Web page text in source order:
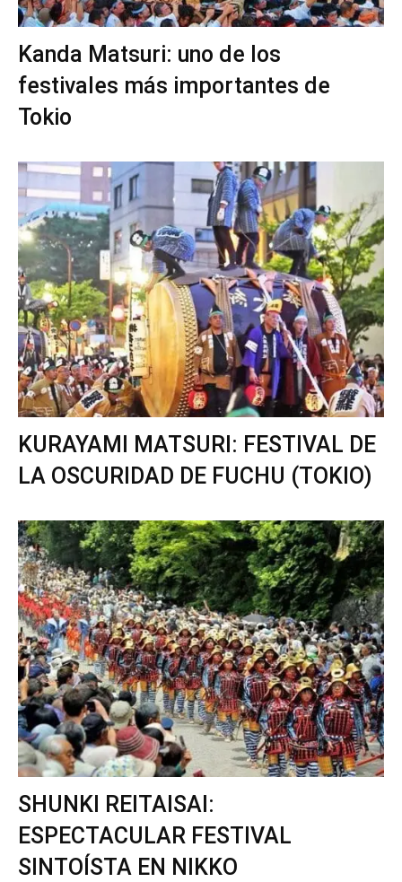
Kanda Matsuri: uno de los
festivales más importantes de
Tokio
KURAYAMI MATSURI: FESTIVAL DE
LA OSCURIDAD DE FUCHU (TOKIO)
SHUNKI REITAISAI:
ESPECTACULAR FESTIVAL
SINTOÍSTA EN NIKKO